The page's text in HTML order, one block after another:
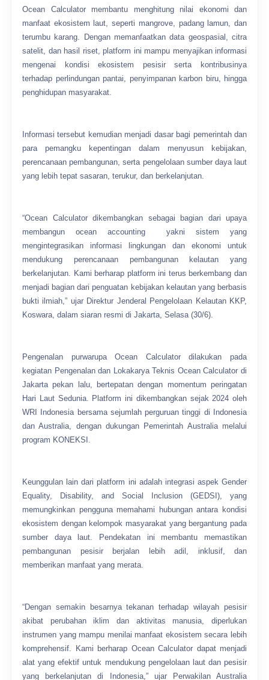
Ocean Calculator membantu menghitung nilai ekonomi dan
manfaat ekosistem laut, seperti mangrove, padang lamun, dan
terumbu karang. Dengan memanfaatkan data geospasial, citra
satelit, dan hasil riset, platform ini mampu menyajikan informasi
mengenai kondisi ekosistem pesisir serta kontribusinya
terhadap perlindungan pantai, penyimpanan karbon biru, hingga
penghidupan masyarakat.
Informasi tersebut kemudian menjadi dasar bagi pemerintah dan
para pemangku kepentingan dalam menyusun kebijakan,
perencanaan pembangunan, serta pengelolaan sumber daya laut
yang lebih tepat sasaran, terukur, dan berkelanjutan.
“Ocean Calculator dikembangkan sebagai bagian dari upaya
membangun ocean accounting yakni sistem yang
mengintegrasikan informasi lingkungan dan ekonomi untuk
mendukung perencanaan pembangunan kelautan yang
berkelanjutan. Kami berharap platform ini terus berkembang dan
menjadi bagian dari penguatan kebijakan kelautan yang berbasis
bukti ilmiah,” ujar Direktur Jenderal Pengelolaan Kelautan KKP,
Koswara, dalam siaran resmi di Jakarta, Selasa (30/6).
Pengenalan purwarupa Ocean Calculator dilakukan pada
kegiatan Pengenalan dan Lokakarya Teknis Ocean Calculator di
Jakarta pekan lalu, bertepatan dengan momentum peringatan
Hari Laut Sedunia. Platform ini dikembangkan sejak 2024 oleh
WRI Indonesia bersama sejumlah perguruan tinggi di Indonesia
dan Australia, dengan dukungan Pemerintah Australia melalui
program KONEKSI.
Keunggulan lain dari platform ini adalah integrasi aspek Gender
Equality, Disability, and Social Inclusion (GEDSI), yang
memungkinkan pengguna memahami hubungan antara kondisi
ekosistem dengan kelompok masyarakat yang bergantung pada
sumber daya laut. Pendekatan ini membantu memastikan
pembangunan pesisir berjalan lebih adil, inklusif, dan
memberikan manfaat yang merata.
“Dengan semakin besarnya tekanan terhadap wilayah pesisir
akibat perubahan iklim dan aktivitas manusia, diperlukan
instrumen yang mampu menilai manfaat ekosistem secara lebih
komprehensif. Kami berharap Ocean Calculator dapat menjadi
alat yang efektif untuk mendukung pengelolaan laut dan pesisir
yang berkelanjutan di Indonesia,” ujar Perwakilan Australia